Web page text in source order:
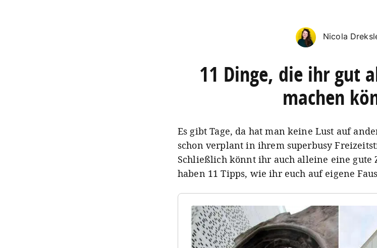
Nicola
11 Dinge, die ihr gut
machen
Es gibt Tage, da hat man keine Lust auf
schon verplant in ihrem superbusy
Schließlich könnt ihr auch alleine eine
haben 11 Tipps, wie ihr euch auf eigene